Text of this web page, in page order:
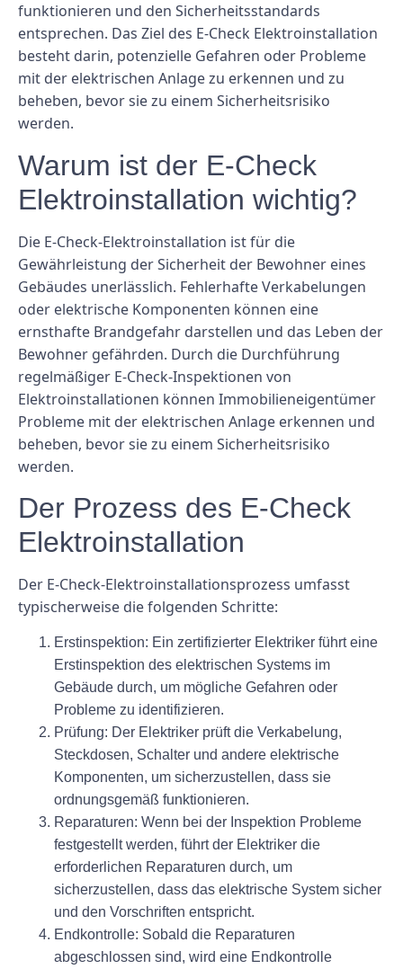
funktionieren und den Sicherheitsstandards
entsprechen. Das Ziel des E-Check Elektroinstallation
besteht darin, potenzielle Gefahren oder Probleme
mit der elektrischen Anlage zu erkennen und zu
beheben, bevor sie zu einem Sicherheitsrisiko
werden.
Warum ist der E-Check
Elektroinstallation wichtig?
Die E-Check-Elektroinstallation ist für die
Gewährleistung der Sicherheit der Bewohner eines
Gebäudes unerlässlich. Fehlerhafte Verkabelungen
oder elektrische Komponenten können eine
ernsthafte Brandgefahr darstellen und das Leben der
Bewohner gefährden. Durch die Durchführung
regelmäßiger E-Check-Inspektionen von
Elektroinstallationen können Immobilieneigentümer
Probleme mit der elektrischen Anlage erkennen und
beheben, bevor sie zu einem Sicherheitsrisiko
werden.
Der Prozess des E-Check
Elektroinstallation
Der E-Check-Elektroinstallationsprozess umfasst
typischerweise die folgenden Schritte:
Erstinspektion: Ein zertifizierter Elektriker führt eine
Erstinspektion des elektrischen Systems im
Gebäude durch, um mögliche Gefahren oder
Probleme zu identifizieren.
Prüfung: Der Elektriker prüft die Verkabelung,
Steckdosen, Schalter und andere elektrische
Komponenten, um sicherzustellen, dass sie
ordnungsgemäß funktionieren.
Reparaturen: Wenn bei der Inspektion Probleme
festgestellt werden, führt der Elektriker die
erforderlichen Reparaturen durch, um
sicherzustellen, dass das elektrische System sicher
und den Vorschriften entspricht.
Endkontrolle: Sobald die Reparaturen
abgeschlossen sind, wird eine Endkontrolle